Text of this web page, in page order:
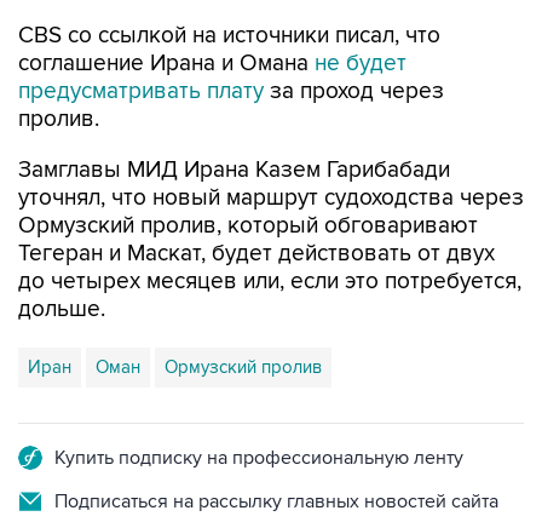
CBS со ссылкой на источники писал, что
соглашение Ирана и Омана не будет
предусматривать плату за проход через
пролив.
Замглавы МИД Ирана Казем Гарибабади
уточнял, что новый маршрут судоходства через
Ормузский пролив, который обговаривают
Тегеран и Маскат, будет действовать от двух
до четырех месяцев или, если это потребуется,
дольше.
Иран Оман Ормузский пролив
Купить подписку на профессиональную ленту
Подписаться на рассылку главных новостей сайта